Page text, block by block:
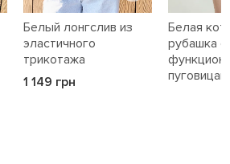
Белый лонгслив из
эластичного
трикотажа
1 149 грн
Белая
рубашка с